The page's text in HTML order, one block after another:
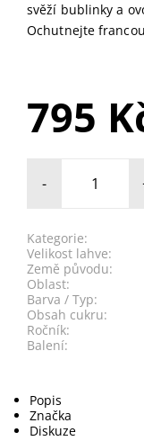
svěží bublinky a
Ochutnejte
795
-
Kategorie:
Velikost lahve:
Země původu:
Oblast:
Barva / Typ:
Obsah cukru:
Ročník:
Balení:
Popis
Značka
Diskuze